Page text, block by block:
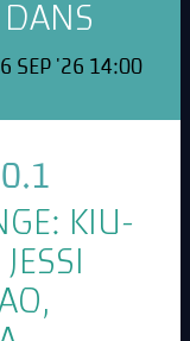
DANS
SEP '26 14:00
KIU-